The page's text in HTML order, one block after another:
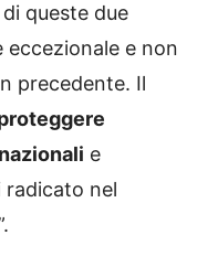
queste due
e non
precedente. Il
e
radicato nel